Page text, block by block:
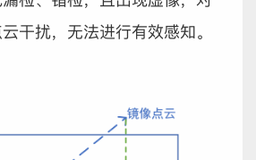
干扰，无法进行有效感知。